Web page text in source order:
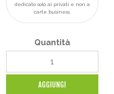
dedicato solo ai privati e non a
carte business.
Quantità
AGGIUNGI